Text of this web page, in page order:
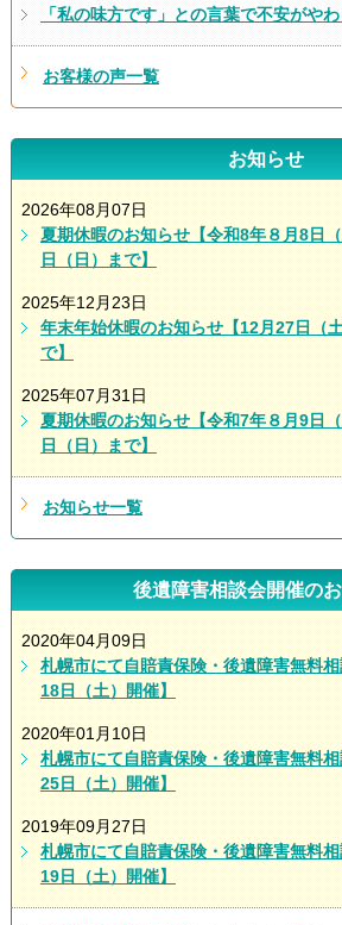
「私の味方です」との言葉で不安がや
お客様の声一覧
お知らせ
2026年08月07日
夏期休暇のお知らせ【令和8年８月8日
日（日）まで】
2025年12月23日
年末年始休暇のお知らせ【12月27日（
で】
2025年07月31日
夏期休暇のお知らせ【令和7年８月9日
日（日）まで】
お知らせ一覧
後遺障害相談会開催の
2020年04月09日
札幌市にて自賠責保険・後遺障害無料
18日（土）開催】
2020年01月10日
札幌市にて自賠責保険・後遺障害無料
25日（土）開催】
2019年09月27日
札幌市にて自賠責保険・後遺障害無料
19日（土）開催】